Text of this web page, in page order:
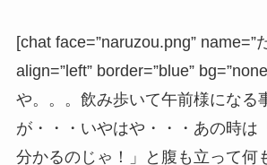
[chat face=”naruzou.png” name=”
align=”left” border=”blue”
や。。。飲み歩いて午前様になる
が・・・いやはや・・・あの時は
分かるのじゃ！」と腹も立って何